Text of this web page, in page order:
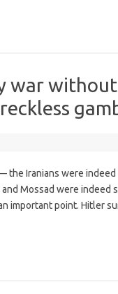
war
the Iranians were
Mossad were indeed
important point. Hitler